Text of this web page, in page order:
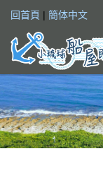
回首頁 | 簡体中文